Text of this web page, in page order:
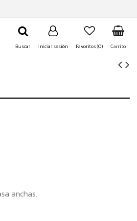
Buscar Iniciar sesión Favoritos (0) Carrito
anchas.